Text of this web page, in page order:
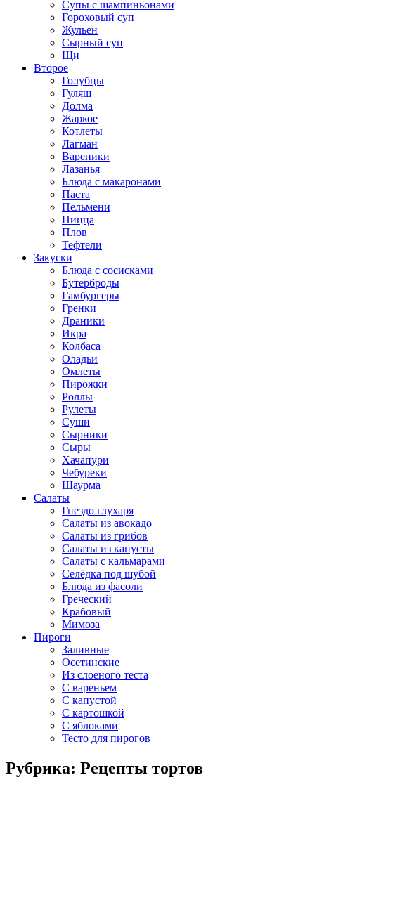
Супы с шампиньонами
Гороховый суп
Жульен
Сырный суп
Щи
Второе
Голубцы
Гуляш
Долма
Жаркое
Котлеты
Лагман
Вареники
Лазанья
Блюда с макаронами
Паста
Пельмени
Пицца
Плов
Тефтели
Закуски
Блюда с сосисками
Бутерброды
Гамбургеры
Гренки
Драники
Икра
Колбаса
Оладьи
Омлеты
Пирожки
Роллы
Рулеты
Суши
Сырники
Сыры
Хачапури
Чебуреки
Шаурма
Салаты
Гнездо глухаря
Салаты из авокадо
Салаты из грибов
Салаты из капусты
Салаты с кальмарами
Селёдка под шубой
Блюда из фасоли
Греческий
Крабовый
Мимоза
Пироги
Заливные
Осетинские
Из слоеного теста
С вареньем
С капустой
С картошкой
С яблоками
Тесто для пирогов
Рубрика: Рецепты тортов